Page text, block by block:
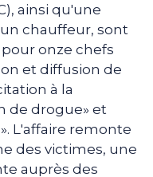
ainsi qu'une
chauffeur, sont
onze chefs
et diffusion de
à la
de drogue» et
L'affaire remonte
des victimes, une
auprès des